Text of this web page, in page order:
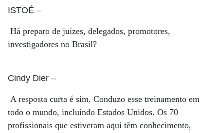
ISTOÉ –
Há preparo de juízes, delegados, promotores,
investigadores no Brasil?
Cindy Dier –
A resposta curta é sim. Conduzo esse treinamento em
todo o mundo, incluindo Estados Unidos. Os 70
profissionais que estiveram aqui têm conhecimento,